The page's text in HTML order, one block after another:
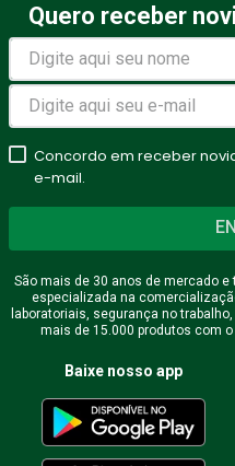
Quero receber
Concordo em receber
e-mail.
São mais de 30 anos de mercado e
especializada na
laboratoriais, segurança no
mais de 15.000 produtos com
Baixe nosso app